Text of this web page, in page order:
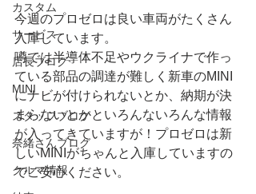
カスタム
サービス
店長ブログ
MINI
スタッフブログ
奈緒さんブログ
クルマ情報
今週のプロゼロは良い車両がたくさん
入庫しています。
噂では半導体不足やウクライナで作っ
ている部品の調達が難しく新車のMINI
にナビが付けられないとか、納期が決
まらないとかといろんないろんな情報
が入ってきていますが！プロゼロは新
しいMINIがちゃんと入庫していますの
でご安心ください。